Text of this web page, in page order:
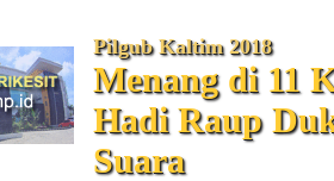
Pilgub Kaltim 2018
Menang di 11
Hadi Raup
Suara